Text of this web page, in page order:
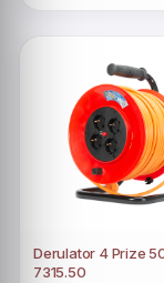
Derulator 4 Prize
7315.50